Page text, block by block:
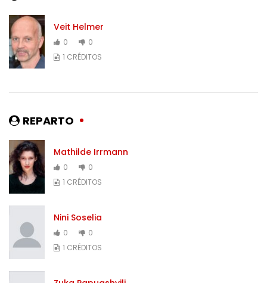
Veit Helmer
0
0
1 CRÉDITOS
REPARTO
Mathilde Irrmann
0
0
1 CRÉDITOS
Nini Soselia
0
0
1 CRÉDITOS